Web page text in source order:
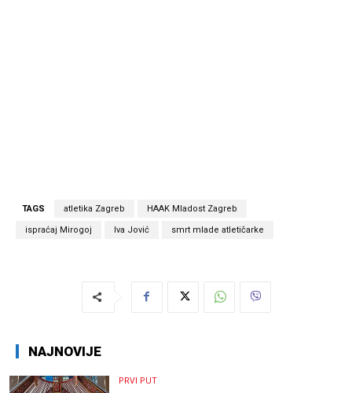
TAGS atletika Zagreb HAAK Mladost Zagreb
ispraćaj Mirogoj Iva Jović smrt mlade atletičarke
NAJNOVIJE
PRVI PUT